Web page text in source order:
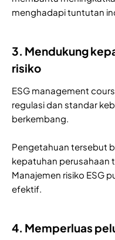
menghadapi tuntutan
3. Mendukung
risiko
ESG management
regulasi dan standar
berkembang.
Pengetahuan tersebut
kepatuhan perusahaan
Manajemen risiko ESG
efektif.
4. Memperluas